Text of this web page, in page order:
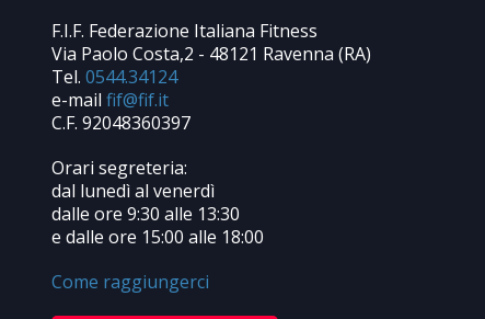
F.I.F. Federazione Italiana Fitness
Via Paolo Costa,2 - 48121 Ravenna (RA)
Tel. 0544.34124
e-mail
C.F. 92048360397
Orari segreteria:
dal lunedì al venerdì
dalle ore 9:30 alle 13:30
e dalle ore 15:00 alle 18:00
Come raggiungerci